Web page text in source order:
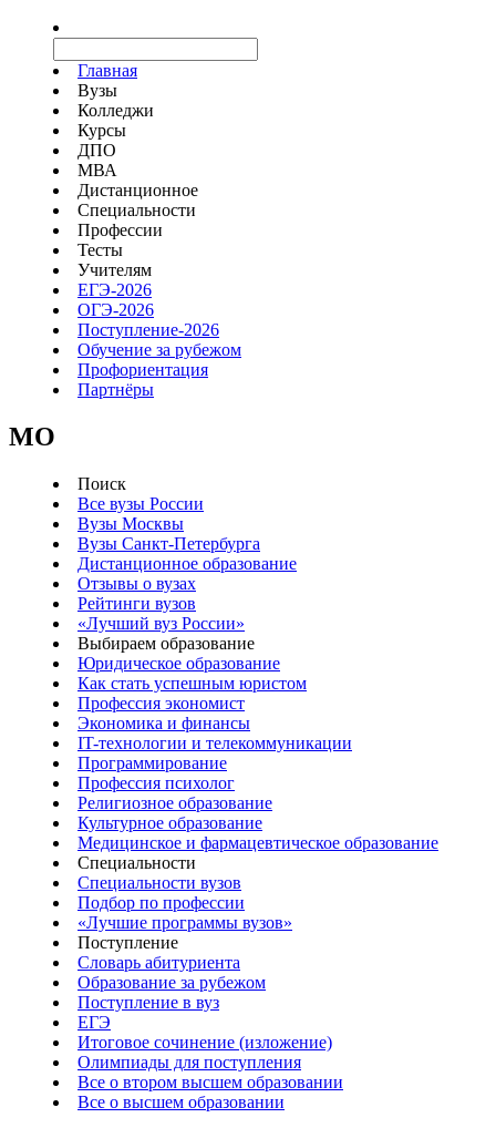
Главная
Вузы
Колледжи
Курсы
ДПО
МВА
Дистанционное
Специальности
Профессии
Тесты
Учителям
ЕГЭ-2026
ОГЭ-2026
Поступление-2026
Обучение за рубежом
Профориентация
Партнёры
MO
Поиск
Все вузы России
Вузы Москвы
Вузы Санкт-Петербурга
Дистанционное образование
Отзывы о вузах
Рейтинги вузов
«Лучший вуз России»
Выбираем образование
Юридическое образование
Как стать успешным юристом
Профессия экономист
Экономика и финансы
IT-технологии и телекоммуникации
Программирование
Профессия психолог
Религиозное образование
Культурное образование
Медицинское и фармацевтическое образование
Специальности
Специальности вузов
Подбор по профессии
«Лучшие программы вузов»
Поступление
Словарь абитуриента
Образование за рубежом
Поступление в вуз
ЕГЭ
Итоговое сочинение (изложение)
Олимпиады для поступления
Все о втором высшем образовании
Все о высшем образовании